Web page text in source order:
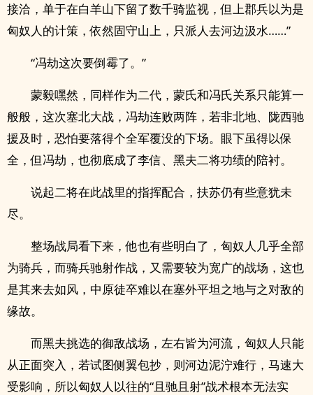
接洽，单于在白羊山下留了数千骑监视，但上郡兵以为是
匈奴人的计策，依然固守山上，只派人去河边汲水……”
“冯劫这次要倒霉了。”
蒙毅嘿然，同样作为二代，蒙氏和冯氏关系只能算一
般般，这次塞北大战，冯劫连败两阵，若非北地、陇西驰
援及时，恐怕要落得个全军覆没的下场。眼下虽得以保
全，但冯劫，也彻底成了李信、黑夫二将功绩的陪衬。
说起二将在此战里的指挥配合，扶苏仍有些意犹未
尽。
整场战局看下来，他也有些明白了，匈奴人几乎全部
为骑兵，而骑兵驰射作战，又需要较为宽广的战场，这也
是其来去如风，中原徒卒难以在塞外平坦之地与之对敌的
缘故。
而黑夫挑选的御敌战场，左右皆为河流，匈奴人只能
从正面突入，若试图侧翼包抄，则河边泥泞难行，马速大
受影响，所以匈奴人以往的“且驰且射”战术根本无法实